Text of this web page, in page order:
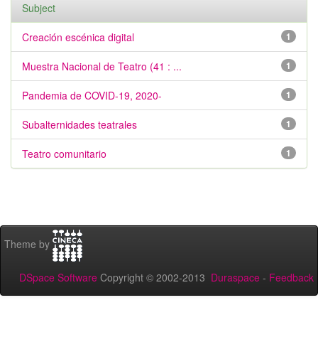
Subject
1
Creación escénica digital
1
Muestra Nacional de Teatro (41 : ...
1
Pandemia de COVID-19, 2020-
1
Subalternidades teatrales
1
Teatro comunitario
Theme by
DSpace Software Copyright © 2002-2013 Duraspace - Feedback